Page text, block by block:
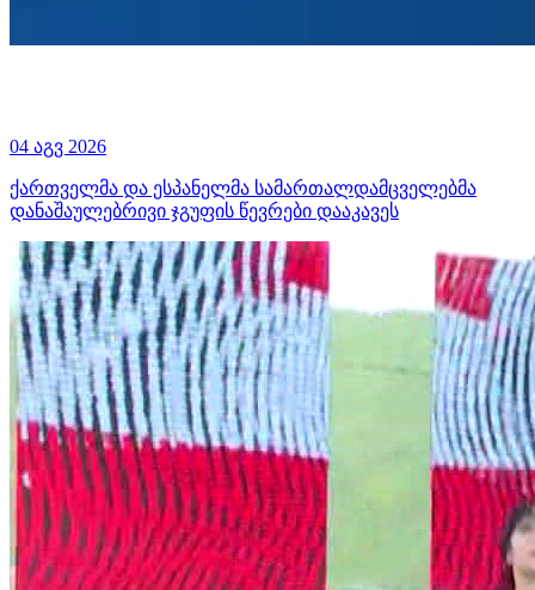
04 აგვ 2026
ქართველმა და ესპანელმა სამართალდამცველებმა
დანაშაულებრივი ჯგუფის წევრები დააკავეს